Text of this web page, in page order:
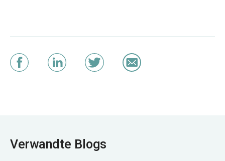
Verwandte Blogs